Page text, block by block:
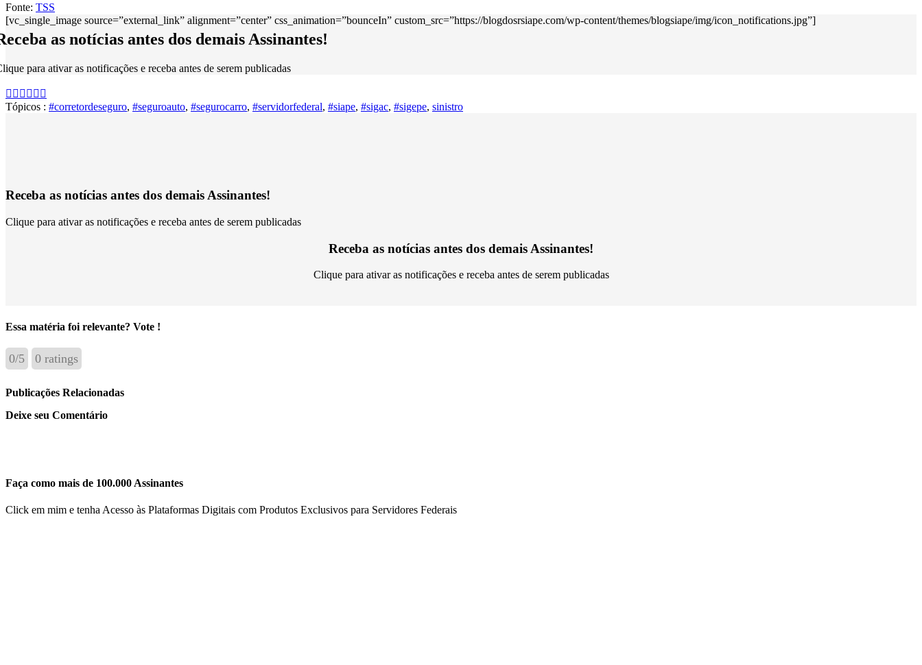
Fonte: TSS
[vc_single_image source=”external_link” alignment=”center” css_animation=”bounceIn” custom_src=”https://blogdosrsiape.com/wp-content/themes/blogsiape/img/icon_notifications.jpg”]
as notícias antes dos demais Assinantes!
para ativar as notificações e receba antes de serem publicadas
Tópicos : #corretordeseguro, #seguroauto, #segurocarro, #servidorfederal, #siape, #sigac, #sigepe, sinistro
Receba as notícias antes dos demais Assinantes!
Clique para ativar as notificações e receba antes de serem publicadas
Receba as notícias antes dos demais Assinantes!
Clique para ativar as notificações e receba antes de serem publicadas
Essa matéria foi relevante? Vote !
0/5 0 ratings
Publicações Relacionadas
Deixe seu Comentário
Faça como mais de 100.000 Assinantes
Click em mim e tenha Acesso às Plataformas Digitais com Produtos Exclusivos para Servidores Federais